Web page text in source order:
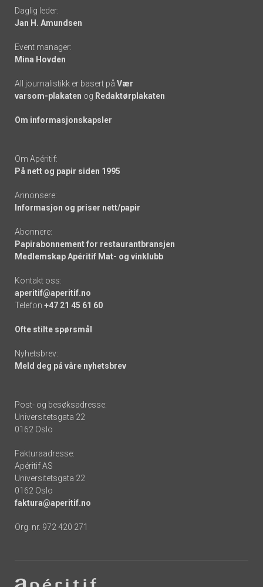
links
Daglig leder:
Jan H. Amundsen
Event manager:
Mina Hovden
All journalistikk er basert på Vær
varsom-plakaten og Redaktørplakaten
Om informasjonskapsler
Om Apéritif:
På nett og papir siden 1995
Annonsere:
Informasjon og priser nett/papir
Abonnere:
Papirabonnement for restaurantbransjen
Medlemskap Apéritif Mat- og vinklubb
Kontakt oss:
aperitif@aperitif.no
Telefon +47 21 45 61 60
Ofte stilte spørsmål
Nyhetsbrev:
Meld deg på våre nyhetsbrev
Post- og besøksadresse:
Universitetsgata 22
0162 Oslo
Fakturaadresse:
Apéritif AS
Universitetsgata 22
0162 Oslo
faktura@aperitif.no
Org. nr. 972 420 271